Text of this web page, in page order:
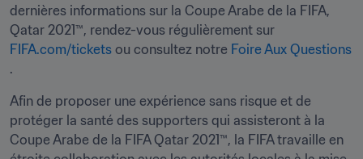
dernières informations sur la Coupe Arabe de la FIFA,
FIFA.com/tickets ou consultez notre Foire Aux Questions
.
Afin de proposer une expérience sans risque et de
protéger la santé des supporters qui assisteront à la
Coupe Arabe de la FIFA Qatar 2021™, la FIFA travaille en